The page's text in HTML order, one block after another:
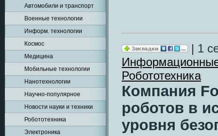
Автомобили и транспорт
Военные технологии
Информ. технологии
Космос
Медицина
Мобильные технологии
Нанотехнологии
Научно-популярное
Новости науки и техники
Робототехника
Электроника
| 1
Информационные
Робототехника
Компания
роботов в
уровня